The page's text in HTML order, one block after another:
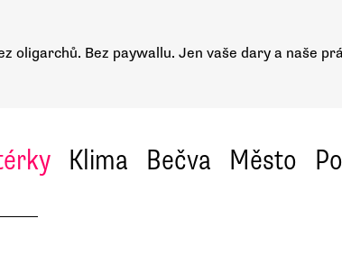
oligarchů. Bez paywallu. Jen vaše dary a naše
Klima Bečva Město